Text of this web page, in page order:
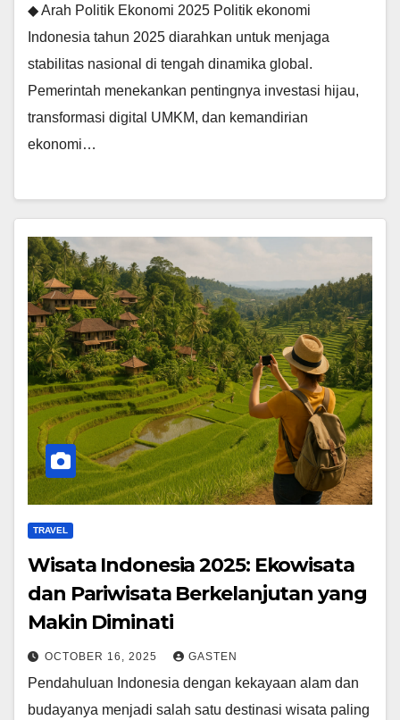
◆ Arah Politik Ekonomi 2025 Politik ekonomi
Indonesia tahun 2025 diarahkan untuk menjaga
stabilitas nasional di tengah dinamika global.
Pemerintah menekankan pentingnya investasi hijau,
transformasi digital UMKM, dan kemandirian
ekonomi…
TRAVEL
Wisata Indonesia 2025: Ekowisata
dan Pariwisata Berkelanjutan yang
Makin Diminati
OCTOBER 16, 2025 GASTEN
Pendahuluan Indonesia dengan kekayaan alam dan
budayanya menjadi salah satu destinasi wisata paling